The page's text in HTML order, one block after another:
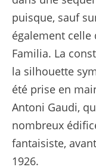
puisque, sauf
également celle
Familia. La
la silhouette
été prise en
Antoni Gaudi,
nombreux
fantaisiste,
1926.